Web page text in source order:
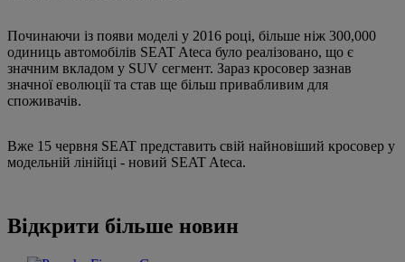
Починаючи із появи моделі у 2016 році, більше ніж 300,000
одиниць автомобілів SEAT Ateca було реалізовано, що є
значним вкладом у SUV сегмент. Зараз кросовер зазнав
значної еволюції та став ще більш привабливим для
споживачів.
Вже 15 червня SEAT представить свій найновіший кросовер у
модельній лінійці - новий SEAT Ateca.
Відкрити більше новин